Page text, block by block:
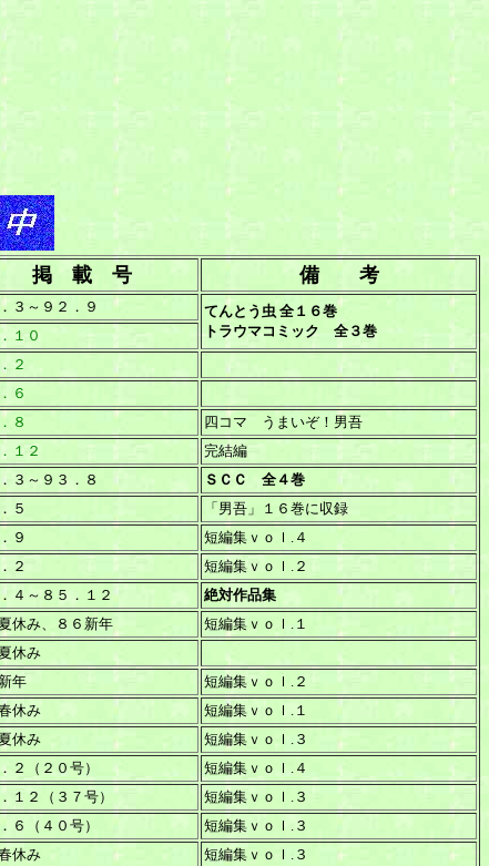
品をご存知でしたら、ぜひ連絡ください。
掲 載 号 備 考
３～９２．９
てんとう虫 全１６巻
トラウマコミック 全３巻
１０
２
６
８
四コマ うまいぞ！男吾
１２
完結編
３～９３．８
ＳＣＣ 全４巻
５
「男吾」１６巻に収録
９
短編集ｖｏｌ.４
２
短編集ｖｏｌ.２
４～８５．１２
絶対作品集
休み、８６新年
短編集ｖｏｌ.１
休み
年
短編集ｖｏｌ.２
休み
短編集ｖｏｌ.１
休み
短編集ｖｏｌ.３
２（２０号） 短編集ｖｏｌ.４
１２（３７号）
短編集ｖｏｌ.３
６（４０号）
短編集ｖｏｌ.３
休み
短編集ｖｏｌ.３